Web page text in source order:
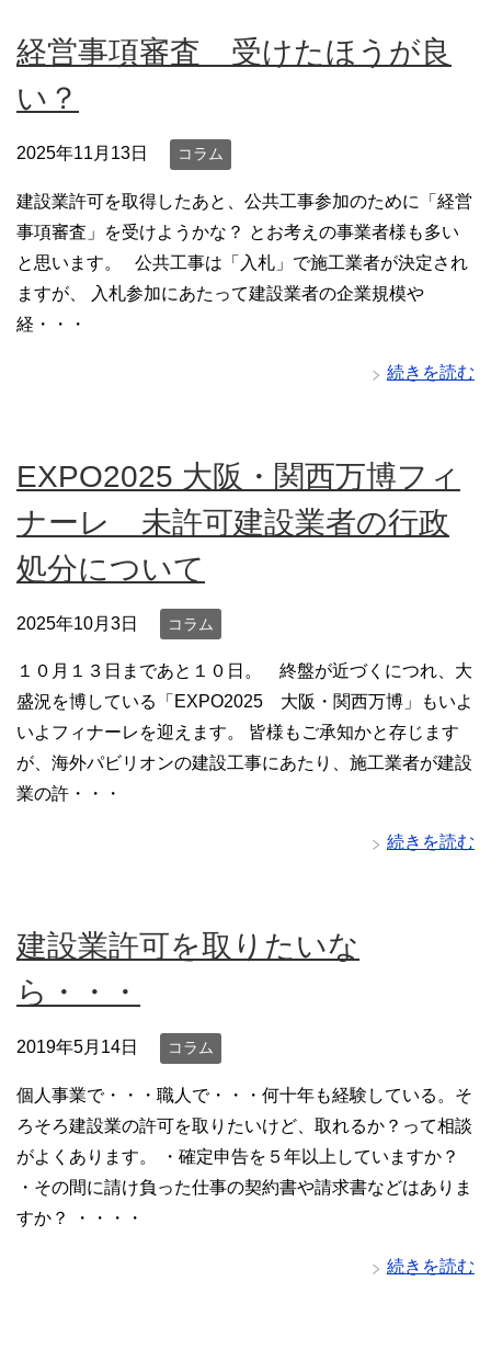
経営事項審査 受けたほうが良
い？
2025年11月13日 コラム
建設業許可を取得したあと、公共工事参加のために「経営
事項審査」を受けようかな？ とお考えの事業者様も多い
と思います。 公共工事は「入札」で施工業者が決定され
ますが、 入札参加にあたって建設業者の企業規模や
経・・・
続きを読む
EXPO2025 大阪・関西万博フィ
ナーレ 未許可建設業者の行政
処分について
2025年10月3日 コラム
１０月１３日まであと１０日。 終盤が近づくにつれ、大
盛況を博している「EXPO2025 大阪・関西万博」もいよ
いよフィナーレを迎えます。 皆様もご承知かと存じます
が、海外パビリオンの建設工事にあたり、施工業者が建設
業の許・・・
続きを読む
建設業許可を取りたいな
ら・・・
2019年5月14日 コラム
個人事業で・・・職人で・・・何十年も経験している。そ
ろそろ建設業の許可を取りたいけど、取れるか？って相談
がよくあります。 ・確定申告を５年以上していますか？
・その間に請け負った仕事の契約書や請求書などはありま
すか？ ・・・・
続きを読む